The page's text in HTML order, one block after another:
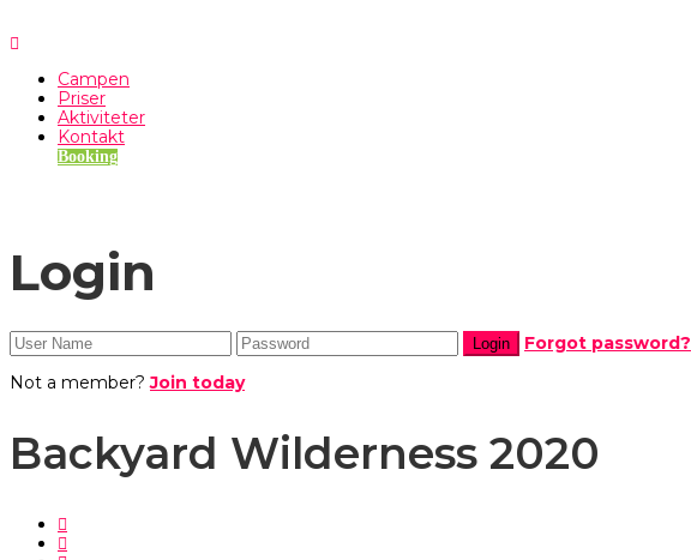
Campen
Priser
Aktiviteter
Kontakt
Booking
Login
Forgot password?
Not a member?Join today
Backyard Wilderness 2020